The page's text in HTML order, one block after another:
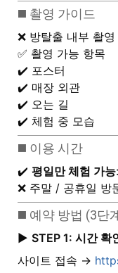
◼️ 촬영 가이드
❌ 방탈출 내부 촬
✅ 촬영 가능 항목
✔️ 포스터
✔️ 매장 외관
✔️ 오는 길
✔️ 체험 중 모습
◼️ 이용 시간
✔️ 평일만 체험 가능
❌ 주말 / 공휴일 방
◼️ 예약 방법 (3단
▶️ STEP 1: 시간 확
사이트 접속 →